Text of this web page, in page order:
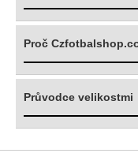
Proč
Průvodce velikostmi